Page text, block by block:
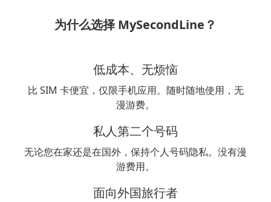
为什么选择 MySecondLine？
低成本、无烦恼
比 SIM 卡便宜，仅限手机应用。随时随地使用，无
漫游费。
私人第二个号码
无论您在家还是在国外，保持个人号码隐私。没有漫
游费用。
面向外国旅行者